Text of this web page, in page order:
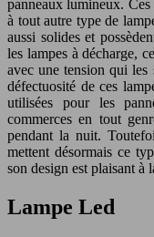
panneaux lumineux.
à tout autre type de
aussi solides et
les lampes à décharge,
avec une tension qui
défectuosité de ces
utilisées pour les
commerces en tout
pendant la nuit.
mettent désormais ce
son design est plaisant à
Lampe Led